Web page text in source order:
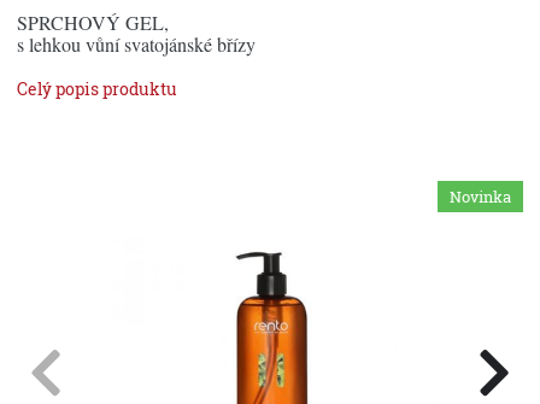
SPRCHOVÝ GEL,
s lehkou vůní svatojánské břízy
Celý popis produktu
Novinka